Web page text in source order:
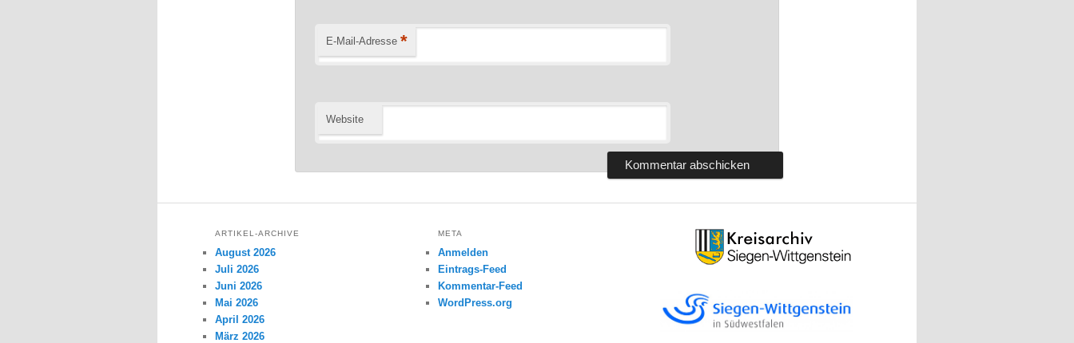
E-Mail-Adresse *
Website
ARTIKEL-ARCHIVE
August 2026
Juli 2026
Juni 2026
Mai 2026
April 2026
März 2026
META
Anmelden
Eintrags-Feed
Kommentar-Feed
WordPress.org